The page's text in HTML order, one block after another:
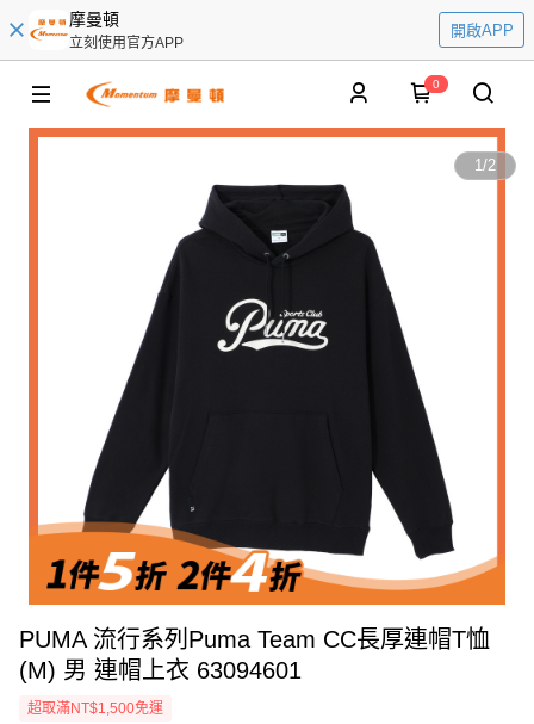
摩曼頓
立刻使用官方APP
開啟APP
0
1/2
PUMA 流行系列Puma Team CC長厚連帽T恤
(M) 男 連帽上衣 63094601
超取滿NT$1,500免運